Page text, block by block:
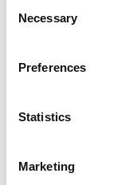
Selection
Necessary
Preferences
Statistics
Marketing